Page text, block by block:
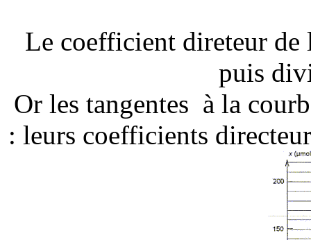
Le coefficient direteur de
puis
Or les tangentes à la
: leurs coefficients